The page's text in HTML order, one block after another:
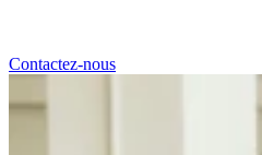
Contactez-nous